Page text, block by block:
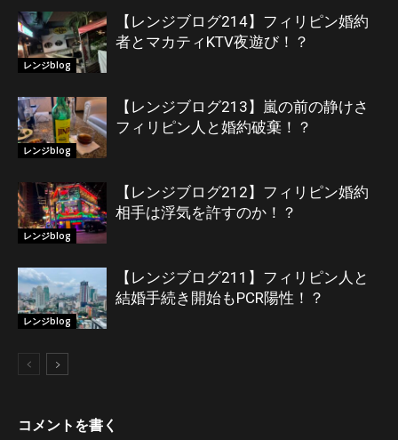
レンジblog
【レンジブログ214】フィリピン婚約
者とマカティKTV夜遊び！？
レンジblog
【レンジブログ213】嵐の前の静けさ
フィリピン人と婚約破棄！？
レンジblog
【レンジブログ212】フィリピン婚約
相手は浮気を許すのか！？
レンジblog
【レンジブログ211】フィリピン人と
結婚手続き開始もPCR陽性！？
コメントを書く